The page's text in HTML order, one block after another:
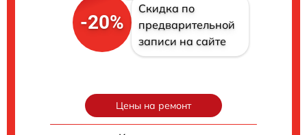
-20%
Скидка по
предварительной
записи на сайте
Цены на ремонт